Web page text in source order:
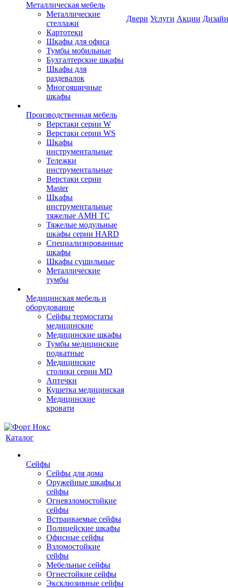
Металлическая мебель
Металлические
стеллажи
Картотеки
Шкафы для офиса
Тумбы мобильные
Бухгалтерские шкафы
Шкафы для
раздевалок
Многоящичные
шкафы
Производственная мебель
Верстаки серии W
Верстаки серии WS
Шкафы
инструментальные
Тележки
инструментальные
Верстаки серии
Master
Шкафы
инструментальные
тяжелые AMH TC
Тяжелые модульные
шкафы серии HARD
Cпециализированные
шкафы
Шкафы сушильные
Металлические
тумбы
Медицинская мебель и
оборудование
Сейфы термостаты
медицинские
Медицинские шкафы
Тумбы медицинские
подкатные
Медицинские
столики серии MD
Аптечки
Кушетка медицинская
Медицинские
кровати
Двери Услуги Акции
Каталог
Сейфы
Сейфы для дома
Оружейные шкафы и
сейфы
Огневзломостойкие
сейфы
Встраиваемые сейфы
Полицейские шкафы
Офисные сейфы
Взломостойкие
сейфы
Мебельные сейфы
Огнестойкие сейфы
Эксклюзивные сейфы